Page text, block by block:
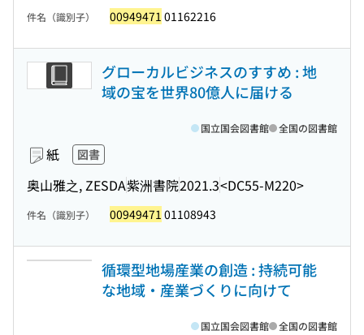
件名（識別子） 00949471 01162216
グローカルビジネスのすすめ : 地
域の宝を世界80億人に届ける
紙 図書
奥山雅之, ZESDA紫洲書院2021.3<DC55-M220>
国立国会図書館 全国の図書館
件名（識別子） 00949471 01108943
循環型地場産業の創造 : 持続可能
な地域・産業づくりに向けて
国立国会図書館 全国の図書館